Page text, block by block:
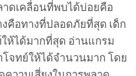
าดเคลื่อนที่พบได้บ่อยคือ
คือทางที่ปลอดภัยที่สุด เด็ก
ห้ได้มากที่สุด อ่านแกรม
โจทย์ให้ได้จำนวนมาก โดย